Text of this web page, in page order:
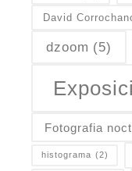
David
dzoom (5)
Fotografia
histograma (2)